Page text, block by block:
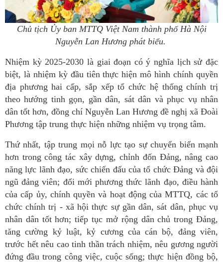
Chủ tịch Ủy ban MTTQ Việt Nam thành phố Hà Nội
Nguyễn Lan Hương phát biểu.
Nhiệm kỳ 2025-2030 là giai đoạn có ý nghĩa lịch sử đặc
biệt, là nhiệm kỳ đầu tiên thực hiện mô hình chính quyền
địa phương hai cấp, sắp xếp tổ chức hệ thống chính trị
theo hướng tinh gọn, gần dân, sát dân và phục vụ nhân
dân tốt hơn, đồng chí Nguyễn Lan Hương đề nghị xã Đoài
Phương tập trung thực hiện những nhiệm vụ trọng tâm.
Thứ nhất, tập trung mọi nỗ lực tạo sự chuyển biến mạnh
hơn trong công tác xây dựng, chỉnh đốn Đảng, nâng cao
năng lực lãnh đạo, sức chiến đấu của tổ chức Đảng và đội
ngũ đảng viên; đổi mới phương thức lãnh đạo, điều hành
của cấp ủy, chính quyền và hoạt động của MTTQ, các tổ
chức chính trị - xã hội thực sự gần dân, sát dân, phục vụ
nhân dân tốt hơn; tiếp tục mở rộng dân chủ trong Đảng,
tăng cường kỷ luật, kỷ cương của cán bộ, đảng viên,
trước hết nêu cao tinh thần trách nhiệm, nêu gương người
đứng đầu trong công việc, cuộc sống; thực hiện đồng bộ,